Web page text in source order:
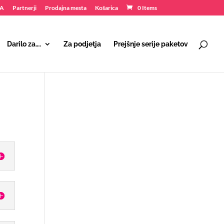
Partnerji Prodajna mesta Košarica 0 Items
Darilo za…. Za podjetja Prejšnje serije paketov